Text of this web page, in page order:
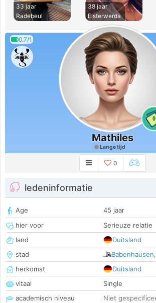
33 jaar
Radebeul
38 jaar
Elsterwerda
0.7/1
0
Mathiles
Lange tijd
0
ledeninformatie
Age
45 jaar
hier voor
Serieuze relatie
land
Duitsland
stad
Babenhausen,
herkomst
Duitsland
vitaal
Single
academisch niveau
Niet